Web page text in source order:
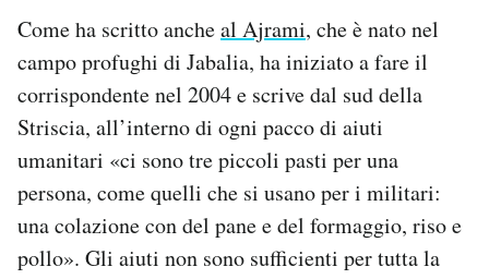
Come ha scritto ancheal Ajrami, che è nato nel
campo profughi di Jabalia, ha iniziato a fare il
corrispondente nel 2004 e scrive dal sud della
Striscia, all’interno di ogni pacco di aiuti
umanitari «ci sono tre piccoli pasti per una
persona, come quelli che si usano per i militari:
una colazione con del pane e del formaggio, riso e
pollo». Gli aiuti non sono sufficienti per tutta la